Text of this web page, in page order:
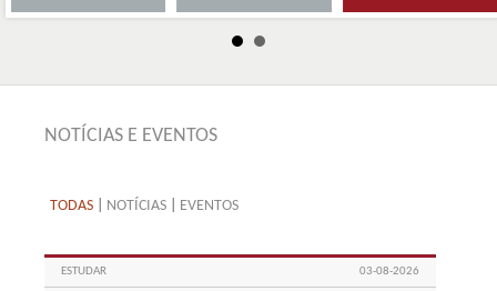
NOTÍCIAS E EVENTOS
TODAS NOTÍCIAS EVENTOS
ESTUDAR 03-08-2026